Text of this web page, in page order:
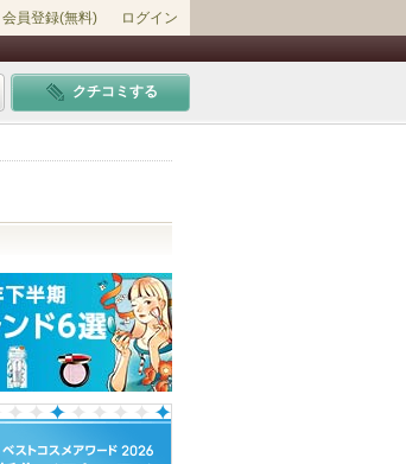
会員登録(無料) ログイン
クチコミする